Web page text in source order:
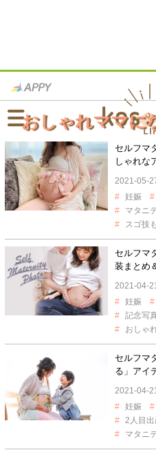
おしゃれママに
セルフマ
しゃれな
2021-05-
妊娠
マタニ
スゴ技
セルフマ
装まとめ
2021-04-
妊娠
記念写
おしゃ
セルフマ
る」アイ
2021-04-
妊娠
2人目出
マタニ